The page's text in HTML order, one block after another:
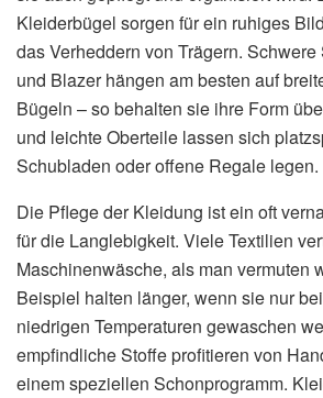
Kleiderbügel sorgen für ein ruhiges
das Verheddern von Trägern.
und Blazer hängen am besten auf
Bügeln – so behalten sie ihre Form
und leichte Oberteile lassen sich
Schubladen oder offene Regale legen.
Die Pflege der Kleidung ist ein oft
für die Langlebigkeit. Viele Textilien
Maschinenwäsche, als man vermuten
Beispiel halten länger, wenn sie nur
niedrigen Temperaturen gewaschen
empfindliche Stoffe profitieren von
einem speziellen Schonprogramm.